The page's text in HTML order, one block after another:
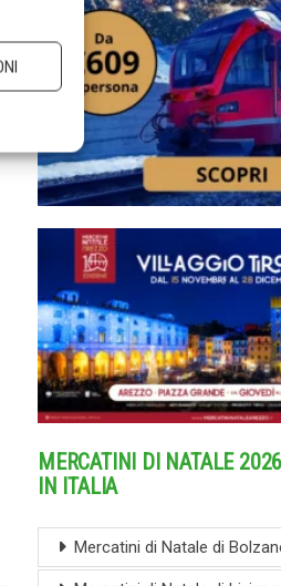
MERCATINI DI NATALE
IN ITALIA
Mercatini di Natale di